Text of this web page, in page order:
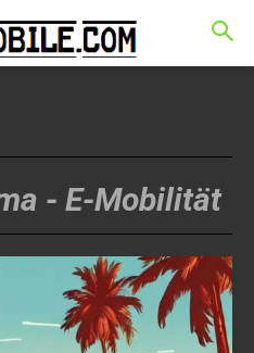
- E-Mobilität